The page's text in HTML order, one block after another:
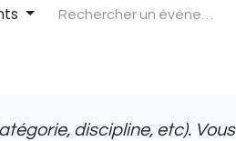
discipline, etc). Vous